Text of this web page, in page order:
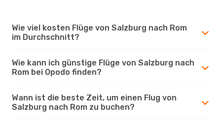
Wie viel kosten Flüge von Salzburg nach Rom
im Durchschnitt?
Wie kann ich günstige Flüge von Salzburg nach
Rom bei Opodo finden?
Wann ist die beste Zeit, um einen Flug von
Salzburg nach Rom zu buchen?